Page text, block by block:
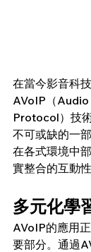
在當今影音科
AVoIP（
Protocol）技
不可或缺的一
在各式環境中
實整合的互動
多元化學
AVoIP的應用
要部分。通過